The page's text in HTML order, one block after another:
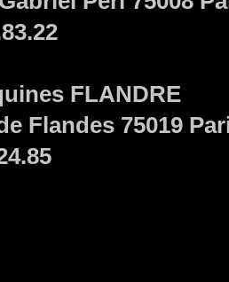
FLANDRE
Flandes 75019